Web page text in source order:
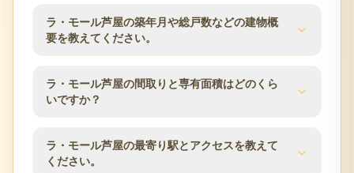
ラ・モール芦屋の築年月や総戸数などの建物概
要を教えてください。
ラ・モール芦屋の建物概要は次のとおりです。築年
月は1993年10月、総戸数は102戸、建物は地下2階付
地権利は所有権です。分譲会社は芦屋市、施工会社
は竹中工務店新井組、管理会社はエスリード建物管
理、管理方式は日勤です。査定時にはこれらの建物
ラ・モール芦屋の間取りと専有面積はどのくら
いですか？
ラ・モール芦屋の分譲時の公表値では、専有面積は
59.24m²〜90.80m²です。同じマンション内でも住戸
ラ・モール芦屋の最寄り駅とアクセスを教えて
ください。